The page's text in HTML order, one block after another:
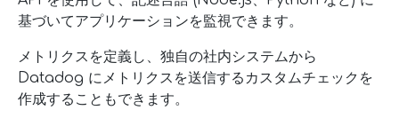
基づいてアプリケーションを監視できます。
メトリクスを定義し、独自の社内システムから
Datadog にメトリクスを送信するカスタムチェックを
作成することもできます。